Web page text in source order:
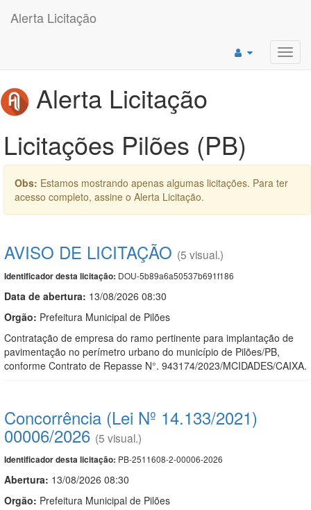
Alerta Licitação
Alerta Licitação
Licitações Pilões (PB)
Obs: Estamos mostrando apenas algumas licitações. Para ter
acesso completo, assine o Alerta Licitação.
AVISO DE LICITAÇÃO (5 visual.)
Identificador desta licitação: DOU-5b89a6a50537b691f186
Data de abertura: 13/08/2026 08:30
Orgão: Prefeitura Municipal de Pilões
Contratação de empresa do ramo pertinente para implantação de
pavimentação no perímetro urbano do município de Pilões/PB,
conforme Contrato de Repasse N°. 943174/2023/MCIDADES/CAIXA.
Concorrência (Lei Nº 14.133/2021)
00006/2026 (5 visual.)
Identificador desta licitação: PB-2511608-2-00006-2026
Abertura: 13/08/2026 08:30
Orgão: Prefeitura Municipal de Pilões